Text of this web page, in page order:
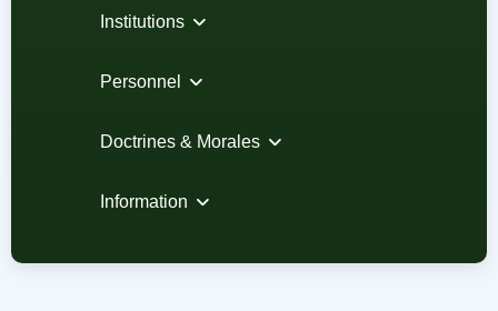
Institutions
Personnel
Doctrines & Morales
Information